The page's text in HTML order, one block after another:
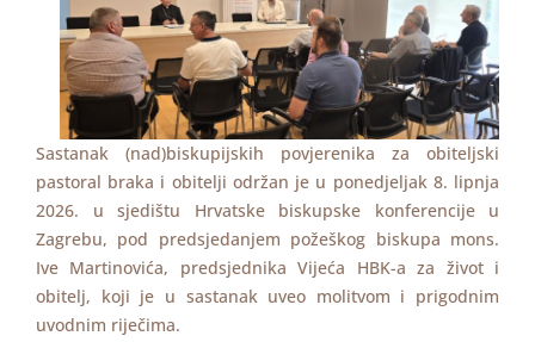
Sastanak (nad)biskupijskih povjerenika za obiteljski
pastoral braka i obitelji održan je u ponedjeljak 8. lipnja
2026. u sjedištu Hrvatske biskupske konferencije u
Zagrebu, pod predsjedanjem požeškog biskupa mons.
Ive Martinovića, predsjednika Vijeća HBK-a za život i
obitelj, koji je u sastanak uveo molitvom i prigodnim
uvodnim riječima.